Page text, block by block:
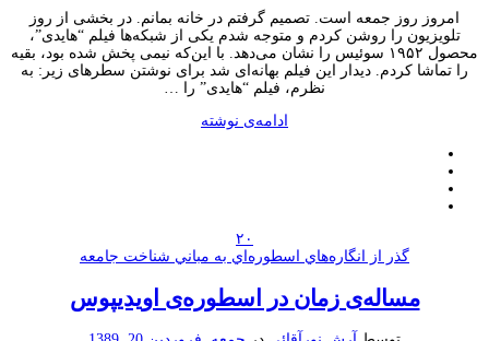
امروز روز جمعه است. تصمیم گرفتم در خانه بمانم. در بخشی از روز
تلویزیون را روشن کردم و متوجه شدم یکی از شبکه‌ها فیلم “هایدی”،
محصول ۱۹۵۲ سوئیس را نشان می‌دهد. با این‌که نیمی پخش شده بود، بقیه
را تماشا کردم. دیدار این فیلم بهانه‌ای شد برای نوشتن سطرهای زیر: به
نظرم، فیلم “هایدی” را …
ادامه‌ی نوشته
۲۰
گذر از انگاره‌هاي اسطوره‌اي به مباني شناخت جامعه
مساله‌ی زمان در اسطوره‌ی اویدیپوس